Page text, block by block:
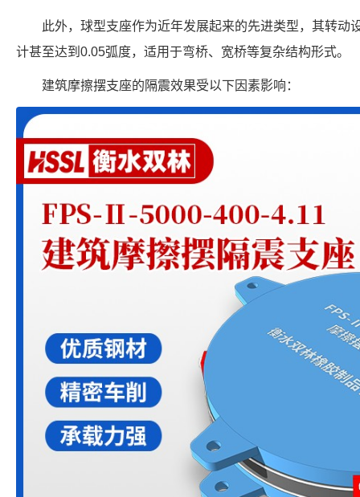
此外，球型支座作为近年发展起来的先进类型，其转动
计甚至达到0.05弧度，适用于弯桥、宽桥等复杂结构形式。
建筑摩擦摆支座的隔震效果受以下因素影响：